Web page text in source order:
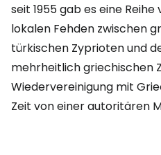
seit 1955 gab es eine
lokalen Fehden zwischen
türkischen Zyprioten und
mehrheitlich griechischen
Wiedervereinigung mit
Zeit von einer autoritären